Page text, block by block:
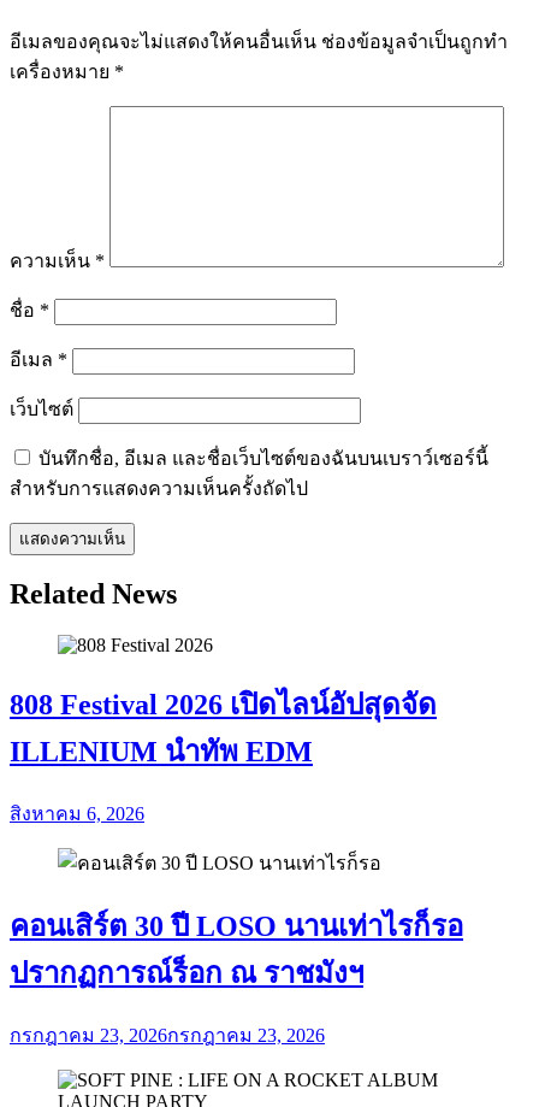
อีเมลของคุณจะไม่แสดงให้คนอื่นเห็น ช่องข้อมูลจำเป็นถูกทำ
เครื่องหมาย *
ความเห็น *
ชื่อ *
อีเมล *
เว็บไซต์
บันทึกชื่อ, อีเมล และชื่อเว็บไซต์ของฉันบนเบราว์เซอร์นี้
สำหรับการแสดงความเห็นครั้งถัดไป
Related News
808 Festival 2026 เปิดไลน์อัปสุดจัด
ILLENIUM นำทัพ EDM
สิงหาคม 6, 2026
คอนเสิร์ต 30 ปี LOSO นานเท่าไรก็รอ
ปรากฏการณ์ร็อก ณ ราชมังฯ
กรกฎาคม 23, 2026กรกฎาคม 23, 2026